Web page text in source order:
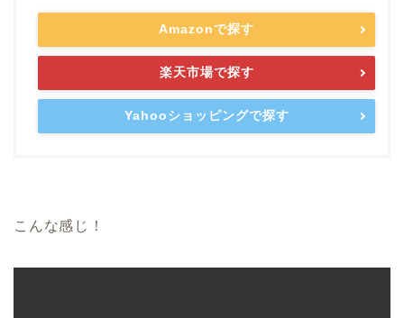
Amazonで探す
楽天市場で探す
Yahooショッピングで探す
こんな感じ！